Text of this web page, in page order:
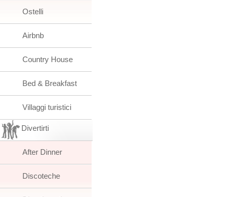
Ostelli
Airbnb
Country House
Bed & Breakfast
Villaggi turistici
Divertirti
After Dinner
Discoteche